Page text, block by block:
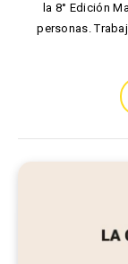
la 8° Edición
personas.